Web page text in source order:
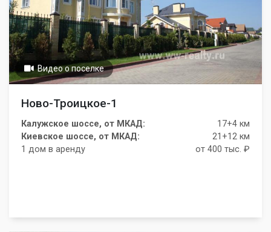
Видео о поселке
Ново-Троицкое-1
Калужское шоссе, от МКАД:
17+4 км
Киевское шоссе, от МКАД:
21+12 км
1 дом в аренду
от 400 тыс. ₽